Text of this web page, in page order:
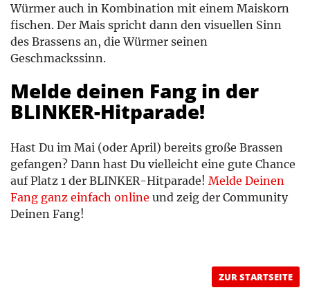
Würmer auch in Kombination mit einem Maiskorn
fischen. Der Mais spricht dann den visuellen Sinn
des Brassens an, die Würmer seinen
Geschmackssinn.
Melde deinen Fang in der
BLINKER-Hitparade!
Hast Du im Mai (oder April) bereits große Brassen
gefangen? Dann hast Du vielleicht eine gute Chance
auf Platz 1 der BLINKER-Hitparade! Melde Deinen
Fang ganz einfach online und zeig der Community
Deinen Fang!
ZUR STARTSEITE